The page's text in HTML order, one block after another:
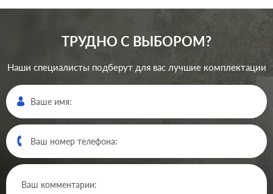
Производ.:
ТРУДНО С ВЫБОРОМ?
Наши специалисты подберут для вас лучшие комплектации